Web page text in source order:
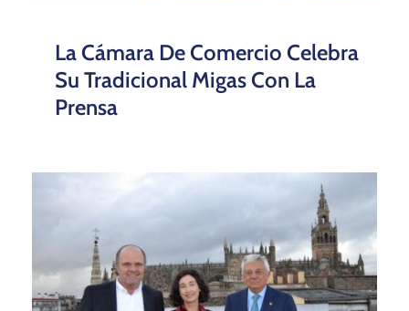
La Cámara De Comercio Celebra
Su Tradicional Migas Con La
Prensa